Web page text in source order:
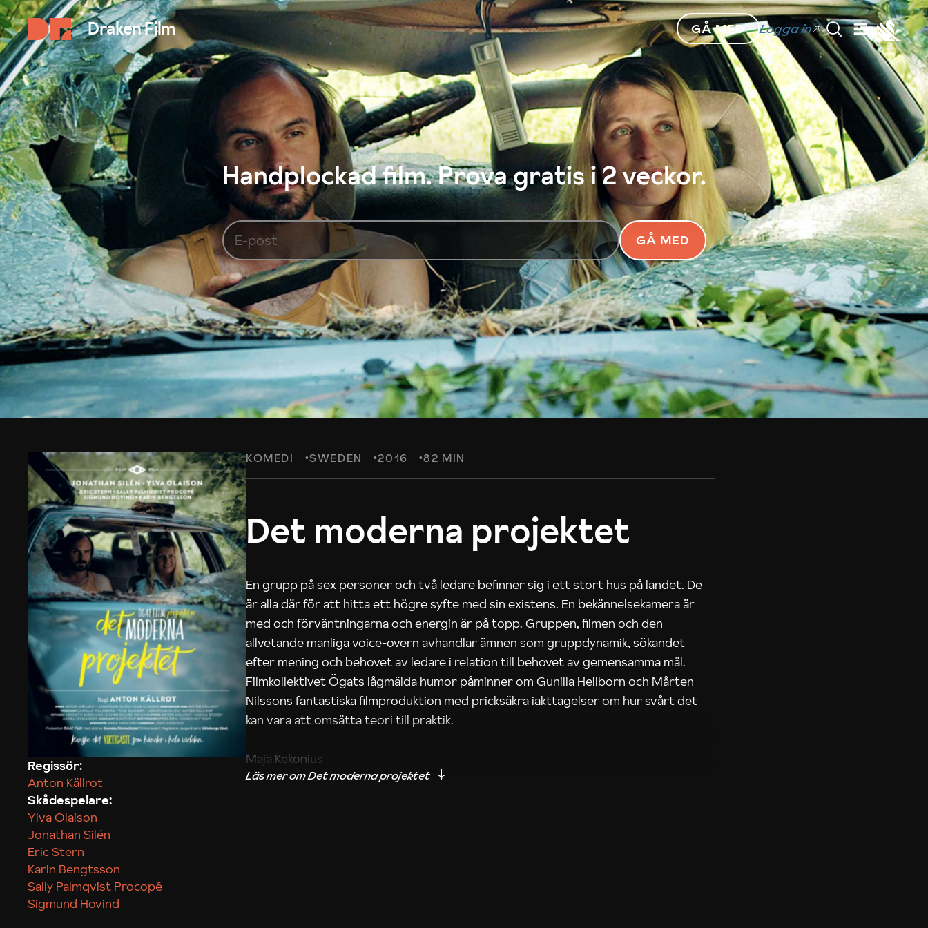
Draken Film GÅ MED Logga in
Handplockad film. Prova gratis i 2 veckor.
GÅ MED
KOMEDI SWEDEN 2016 82 MIN
Det moderna projektet
En grupp på sex personer och två ledare befinner sig i ett stort hus på landet. De
är alla där för att hitta ett högre syfte med sin existens. En bekännelsekamera är
med och förväntningarna och energin är på topp. Gruppen, filmen och den
allvetande manliga voice-overn avhandlar ämnen som gruppdynamik, sökandet
efter mening och behovet av ledare i relation till behovet av gemensamma mål.
Filmkollektivet Ögats lågmälda humor påminner om Gunilla Heilborn och Mårten
Nilssons fantastiska filmproduktion med pricksäkra iakttagelser om hur svårt det
kan vara att omsätta teori till praktik.
Maja Kekonius
Regissör:
Anton Källrot
Skådespelare:
Ylva Olaison
Jonathan Silén
Eric Stern
Karin Bengtsson
Sally Palmqvist Procopé
Sigmund Hovind